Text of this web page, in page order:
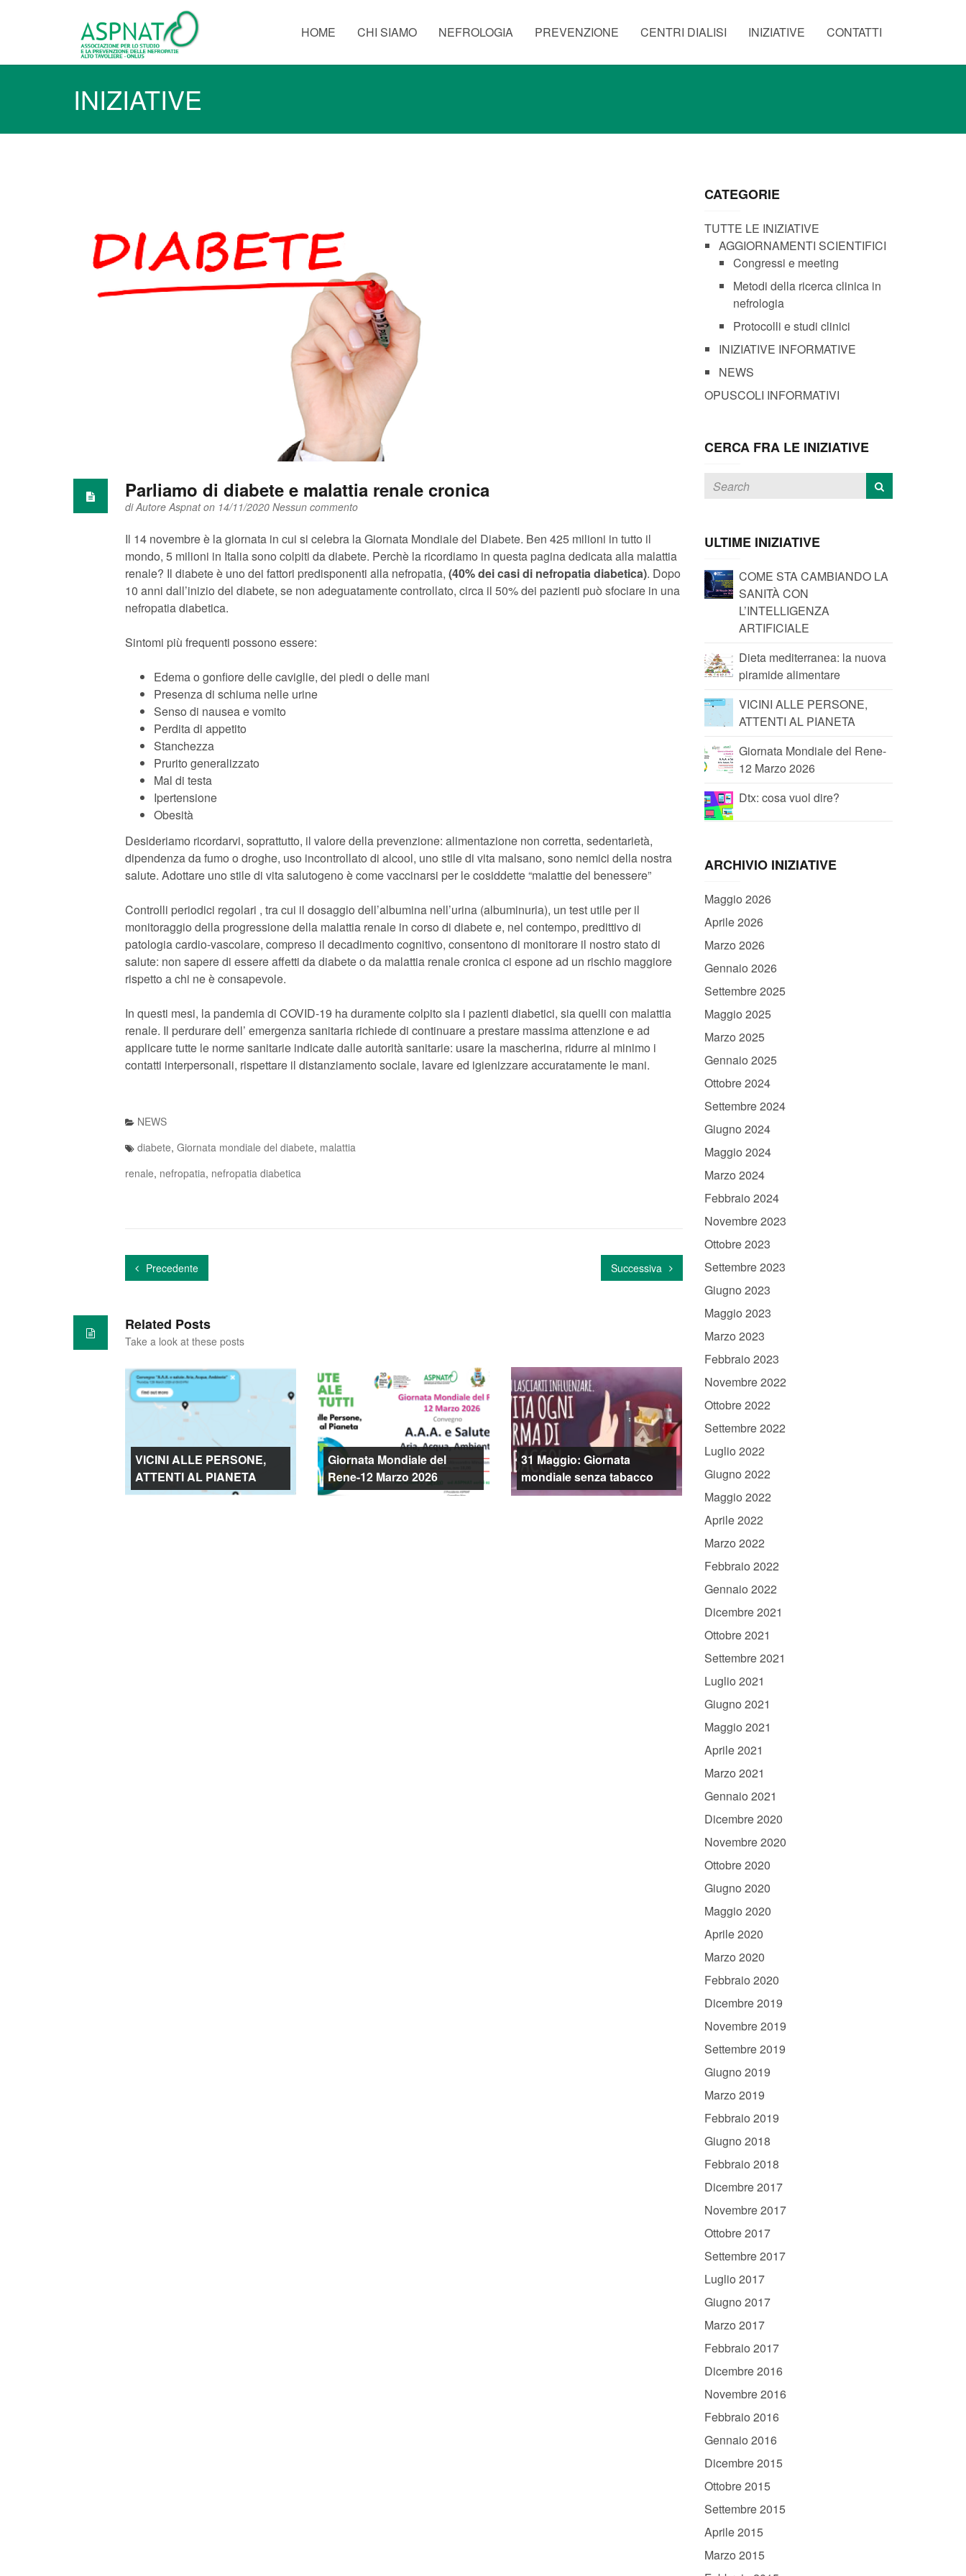
HOME CHI SIAMO NEFROLOGIA PREVENZIONE CENTRI DIALISI INIZIATIVE CONTATTI
INIZIATIVE
Parliamo di diabete e malattia renale cronica
diAutore Aspnaton 14/11/2020 Nessun commento
Il 14 novembre è la giornata in cui si celebra la Giornata Mondiale del Diabete. Ben 425 milioni in tutto il
mondo, 5 milioni in Italia sono colpiti da diabete. Perchè la ricordiamo in questa pagina dedicata alla malattia
renale? Il diabete è uno dei fattori predisponenti alla nefropatia, (40% dei casi di nefropatia diabetica). Dopo
10 anni dall’inizio del diabete, se non adeguatamente controllato, circa il 50% dei pazienti può sfociare in una
nefropatia diabetica.
Sintomi più frequenti possono essere:
Edema o gonfiore delle caviglie, dei piedi o delle mani
Presenza di schiuma nelle urine
Senso di nausea e vomito
Perdita di appetito
Stanchezza
Prurito generalizzato
Mal di testa
Ipertensione
Obesità
Desideriamo ricordarvi, soprattutto, il valore della prevenzione: alimentazione non corretta, sedentarietà,
dipendenza da fumo o droghe, uso incontrollato di alcool, uno stile di vita malsano, sono nemici della nostra
salute. Adottare uno stile di vita salutogeno è come vaccinarsi per le cosiddette “malattie del benessere”
Controlli periodici regolari , tra cui il dosaggio dell’albumina nell’urina (albuminuria), un test utile per il
monitoraggio della progressione della malattia renale in corso di diabete e, nel contempo, predittivo di
patologia cardio-vascolare, compreso il decadimento cognitivo, consentono di monitorare il nostro stato di
salute: non sapere di essere affetti da diabete o da malattia renale cronica ci espone ad un rischio maggiore
rispetto a chi ne è consapevole.
In questi mesi, la pandemia di COVID-19 ha duramente colpito sia i pazienti diabetici, sia quelli con malattia
renale. Il perdurare dell’ emergenza sanitaria richiede di continuare a prestare massima attenzione e ad
applicare tutte le norme sanitarie indicate dalle autorità sanitarie: usare la mascherina, ridurre al minimo i
contatti interpersonali, rispettare il distanziamento sociale, lavare ed igienizzare accuratamente le mani.
NEWS
diabete, Giornata mondiale del diabete, malattia
renale, nefropatia, nefropatia diabetica
Precedente Successiva
Related Posts
Take a look at these posts
VICINI ALLE PERSONE,
ATTENTI AL PIANETA
Giornata Mondiale del
Rene-12 Marzo 2026
31 Maggio: Giornata
mondiale senza tabacco
CATEGORIE
TUTTE LE INIZIATIVE
AGGIORNAMENTI SCIENTIFICI
Congressi e meeting
Metodi della ricerca clinica in
nefrologia
Protocolli e studi clinici
INIZIATIVE INFORMATIVE
NEWS
OPUSCOLI INFORMATIVI
CERCA FRA LE INIZIATIVE
ULTIME INIZIATIVE
COME STA CAMBIANDO LA
SANITÀ CON
L’INTELLIGENZA
ARTIFICIALE
Dieta mediterranea: la nuova
piramide alimentare
VICINI ALLE PERSONE,
ATTENTI AL PIANETA
Giornata Mondiale del Rene-
12 Marzo 2026
Dtx: cosa vuol dire?
ARCHIVIO INIZIATIVE
Maggio 2026
Aprile 2026
Marzo 2026
Gennaio 2026
Settembre 2025
Maggio 2025
Marzo 2025
Gennaio 2025
Ottobre 2024
Settembre 2024
Giugno 2024
Maggio 2024
Marzo 2024
Febbraio 2024
Novembre 2023
Ottobre 2023
Settembre 2023
Giugno 2023
Maggio 2023
Marzo 2023
Febbraio 2023
Novembre 2022
Ottobre 2022
Settembre 2022
Luglio 2022
Giugno 2022
Maggio 2022
Aprile 2022
Marzo 2022
Febbraio 2022
Gennaio 2022
Dicembre 2021
Ottobre 2021
Settembre 2021
Luglio 2021
Giugno 2021
Maggio 2021
Aprile 2021
Marzo 2021
Gennaio 2021
Dicembre 2020
Novembre 2020
Ottobre 2020
Giugno 2020
Maggio 2020
Aprile 2020
Marzo 2020
Febbraio 2020
Dicembre 2019
Novembre 2019
Settembre 2019
Giugno 2019
Marzo 2019
Febbraio 2019
Giugno 2018
Febbraio 2018
Dicembre 2017
Novembre 2017
Ottobre 2017
Settembre 2017
Luglio 2017
Giugno 2017
Marzo 2017
Febbraio 2017
Dicembre 2016
Novembre 2016
Febbraio 2016
Gennaio 2016
Dicembre 2015
Ottobre 2015
Settembre 2015
Aprile 2015
Marzo 2015